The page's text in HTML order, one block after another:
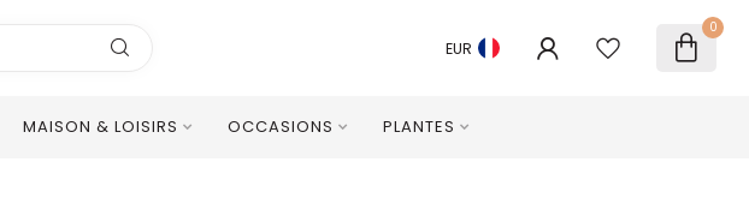
EUR
0
MAISON & LOISIRS OCCASIONS PLANTES